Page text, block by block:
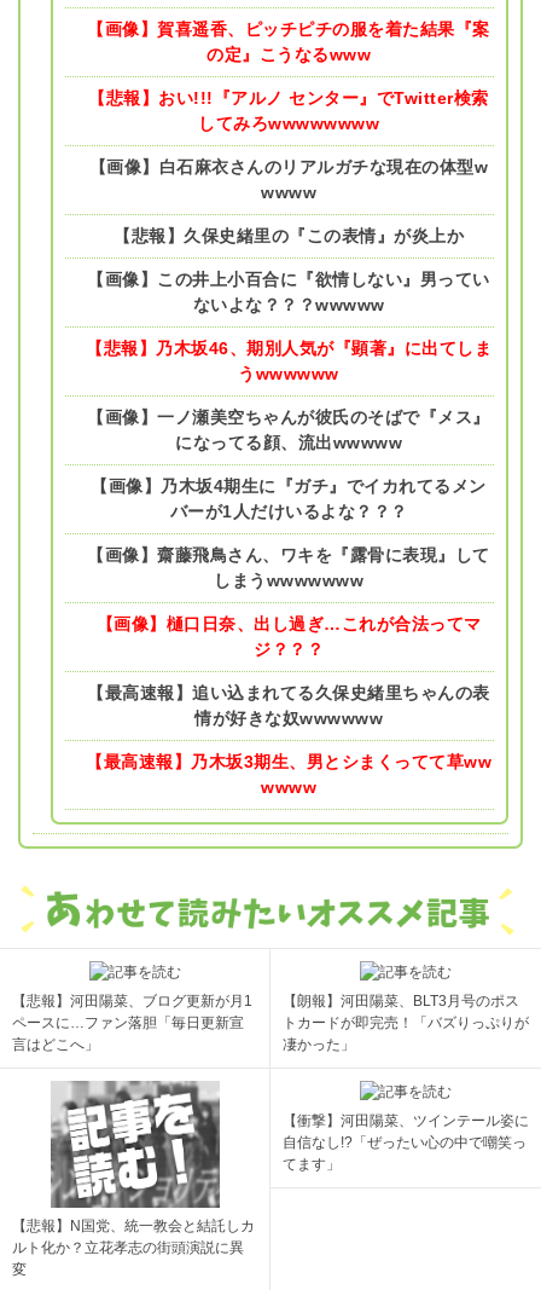
【画像】賀喜遥香、ピッチピチの服を着た結果『案
の定』こうなるwww
【悲報】おい!!!『アルノ センター』でTwitter検索
してみろwwwwwwww
【画像】白石麻衣さんのリアルガチな現在の体型w
wwww
【悲報】久保史緒里の『この表情』が炎上か
【画像】この井上小百合に『欲情しない』男ってい
ないよな？？？wwwww
【悲報】乃木坂46、期別人気が『顕著』に出てしま
うwwwwww
【画像】一ノ瀬美空ちゃんが彼氏のそばで『メス』
になってる顔、流出wwwww
【画像】乃木坂4期生に『ガチ』でイカれてるメン
バーが1人だけいるよな？？？
【画像】齋藤飛鳥さん、ワキを『露骨に表現』して
しまうwwwwwww
【画像】樋口日奈、出し過ぎ…これが合法ってマ
ジ？？？
【最高速報】追い込まれてる久保史緒里ちゃんの表
情が好きな奴wwwwww
【最高速報】乃木坂3期生、男とシまくってて草ww
wwww
【悲報】河田陽菜、ブログ更新が月1
ペースに…ファン落胆「毎日更新宣
言はどこへ」
【朗報】河田陽菜、BLT3月号のポス
トカードが即完売！「バズりっぷりが
凄かった」
【悲報】N国党、統一教会と結託しカ
ルト化か？立花孝志の街頭演説に異
変
【衝撃】河田陽菜、ツインテール姿に
自信なし!?「ぜったい心の中で嘲笑っ
てます」